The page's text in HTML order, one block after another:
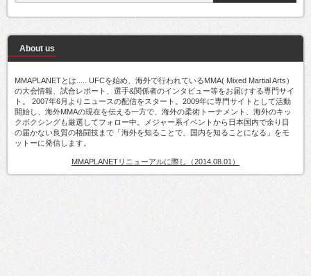
About us
MMAPLANETとは..... UFCを始め、海外で行われているMMA( Mixed Martial Arts）
の大会情報、試合レポート、選手&関係者のインタビュー等をお届けする専門サイ
ト。 2007年6月よりニュースの配信をスタート。2009年に専門サイトとして活動
開始し、海外MMAの現在を伝える一方で、海外の柔術トーナメント、海外のキッ
クボクシングも厳選してフォロー中。メジャー系イベントから日本国内で余り目
の届かない良質の格闘技まで「海外を知ることで、国内を知ることになる」をモ
ットーに発信します。
MMAPLANETリニューアルに際し（2014.08.01）